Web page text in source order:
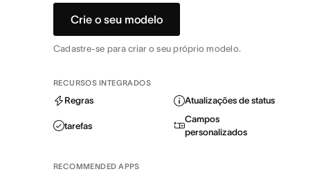
Crie o seu modelo
Cadastre-se para criar o seu próprio modelo.
RECURSOS INTEGRADOS
Regras Atualizações de status
tarefas
Campos
personalizados
RECOMMENDED APPS